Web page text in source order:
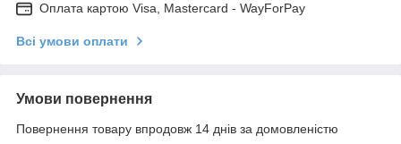
Оплата картою Visa, Mastercard - WayForPay
Всі умови оплати
Умови повернення
Повернення товару впродовж 14 днів за домовленістю